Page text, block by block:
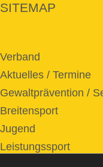
SITEMAP
Verband
Aktuelles / Termine
Gewaltprävention /
Breitensport
Jugend
Leistungssport